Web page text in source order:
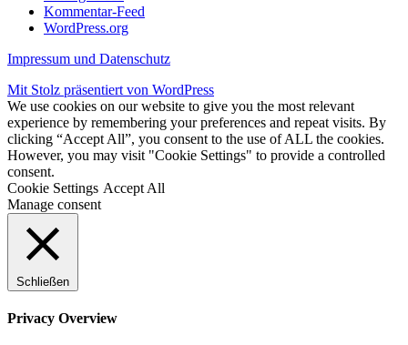
Kommentar-Feed
WordPress.org
Impressum und Datenschutz
Mit Stolz präsentiert von WordPress
We use cookies on our website to give you the most relevant
experience by remembering your preferences and repeat visits. By
clicking “Accept All”, you consent to the use of ALL the cookies.
However, you may visit "Cookie Settings" to provide a controlled
consent.
Cookie Settings Accept All
Manage consent
Schließen
Privacy Overview